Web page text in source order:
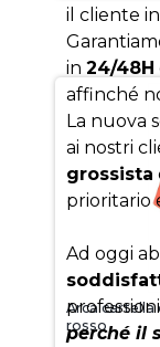
Arca
rosso
il cliente
in 24/48H
affinché
La nuova
ai nostri
grossista
prioritario
Ad oggi
perché il